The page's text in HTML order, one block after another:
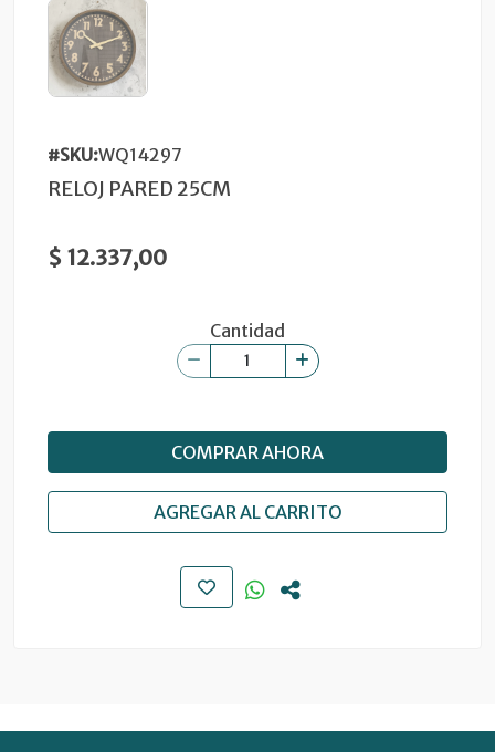
#SKU:WQ14297
RELOJ PARED 25CM
$ 12.337,00
Cantidad
COMPRAR AHORA
AGREGAR AL CARRITO